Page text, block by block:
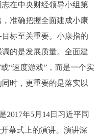
在中央财经领导小组第
准确把握全面建成小康
标至关重要。小康指的
的是发展质量。全面建
“速度游戏”，而是一个实
时，更重要的是落实以
2017年5月14日习近平同
幕式上的演讲。演讲深